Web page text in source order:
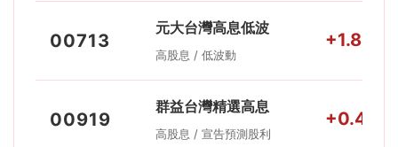
00713
元大台灣高息低波
高股息 / 低波動
+1.84%
00919
群益台灣精選高息
高股息 / 宣告預測股利
+0.41%